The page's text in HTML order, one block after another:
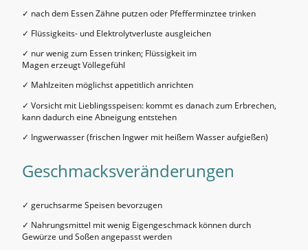
✓ nach dem Essen Zähne putzen oder Pfefferminztee trinken
✓ Flüssigkeits- und Elektrolytverluste ausgleichen
✓ nur wenig zum Essen trinken; Flüssigkeit im
Magen erzeugt Völlegefühl
✓ Mahlzeiten möglichst appetitlich anrichten
✓ Vorsicht mit Lieblingsspeisen: kommt es danach zum Erbrechen,
kann dadurch eine Abneigung entstehen
✓ Ingwerwasser (frischen Ingwer mit heißem Wasser aufgießen)
Geschmacksveränderungen
✓ geruchsarme Speisen bevorzugen
✓ Nahrungsmittel mit wenig Eigengeschmack können durch
Gewürze und Soßen angepasst werden